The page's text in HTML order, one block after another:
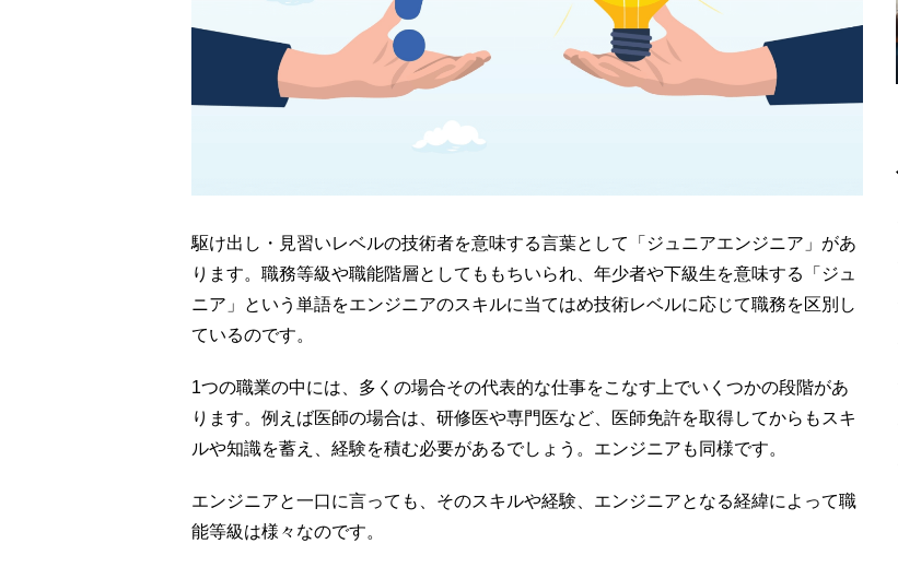
駆け出し・見習いレベルの技術者を意味する言葉として「ジュニアエンジニア」があ
ります。職務等級や職能階層としてももちいられ、年少者や下級生を意味する「ジュ
ニア」という単語をエンジニアのスキルに当てはめ技術レベルに応じて職務を区別し
ているのです。
1つの職業の中には、多くの場合その代表的な仕事をこなす上でいくつかの段階があ
ります。例えば医師の場合は、研修医や専門医など、医師免許を取得してからもスキ
ルや知識を蓄え、経験を積む必要があるでしょう。エンジニアも同様です。
エンジニアと一口に言っても、そのスキルや経験、エンジニアとなる経緯によって職
能等級は様々なのです。